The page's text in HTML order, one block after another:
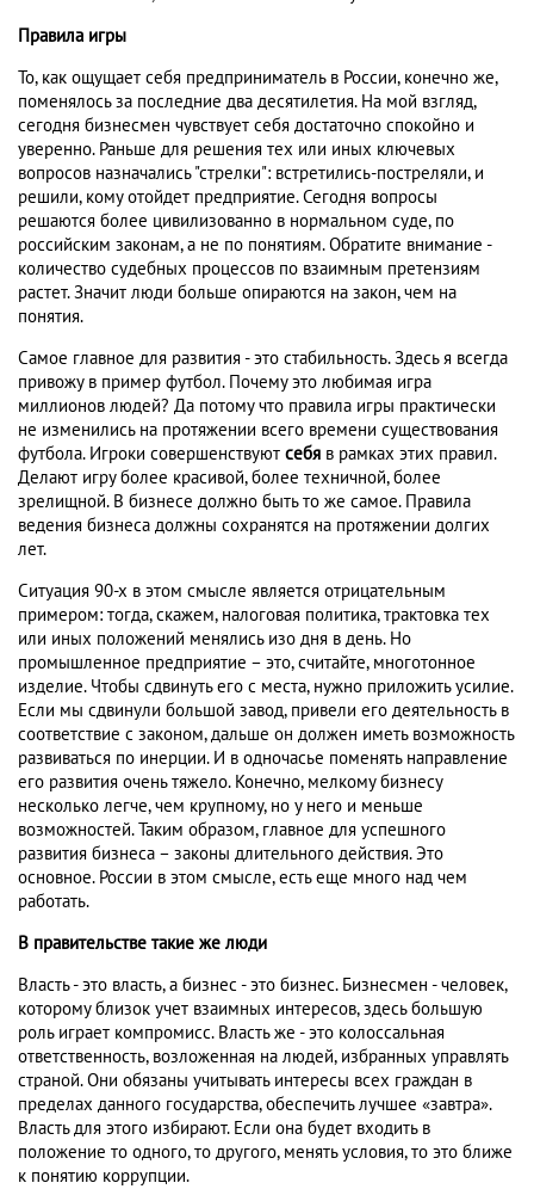
Правила игры
То, как ощущает себя предприниматель в России, конечно же,
поменялось за последние два десятилетия. На мой взгляд,
сегодня бизнесмен чувствует себя достаточно спокойно и
уверенно. Раньше для решения тех или иных ключевых
вопросов назначались "стрелки": встретились-постреляли, и
решили, кому отойдет предприятие. Сегодня вопросы
решаются более цивилизованно в нормальном суде, по
российским законам, а не по понятиям. Обратите внимание -
количество судебных процессов по взаимным претензиям
растет. Значит люди больше опираются на закон, чем на
понятия.
Самое главное для развития - это стабильность. Здесь я всегда
привожу в пример футбол. Почему это любимая игра
миллионов людей? Да потому что правила игры практически
не изменились на протяжении всего времени существования
футбола. Игроки совершенствуют себя в рамках этих правил.
Делают игру более красивой, более техничной, более
зрелищной. В бизнесе должно быть то же самое. Правила
ведения бизнеса должны сохранятся на протяжении долгих
лет.
Ситуация 90-х в этом смысле является отрицательным
примером: тогда, скажем, налоговая политика, трактовка тех
или иных положений менялись изо дня в день. Но
промышленное предприятие – это, считайте, многотонное
изделие. Чтобы сдвинуть его с места, нужно приложить усилие.
Если мы сдвинули большой завод, привели его деятельность в
соответствие с законом, дальше он должен иметь возможность
развиваться по инерции. И в одночасье поменять направление
его развития очень тяжело. Конечно, мелкому бизнесу
несколько легче, чем крупному, но у него и меньше
возможностей. Таким образом, главное для успешного
развития бизнеса – законы длительного действия. Это
основное. России в этом смысле, есть еще много над чем
работать.
В правительстве такие же люди
Власть - это власть, а бизнес - это бизнес. Бизнесмен - человек,
которому близок учет взаимных интересов, здесь большую
роль играет компромисс. Власть же - это колоссальная
ответственность, возложенная на людей, избранных управлять
страной. Они обязаны учитывать интересы всех граждан в
пределах данного государства, обеспечить лучшее «завтра».
Власть для этого избирают. Если она будет входить в
положение то одного, то другого, менять условия, то это ближе
к понятию коррупции.